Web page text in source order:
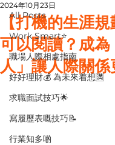
All Posts
Work Smart⭐️
職場人際相處指南
好好理財💰 為未來着想🈵
求職面試技巧🌟
寫履歷表嘅技巧📝
行業知多啲
【打機的生涯
可以閱讀？成
人」讓人際關
2024年10月23日